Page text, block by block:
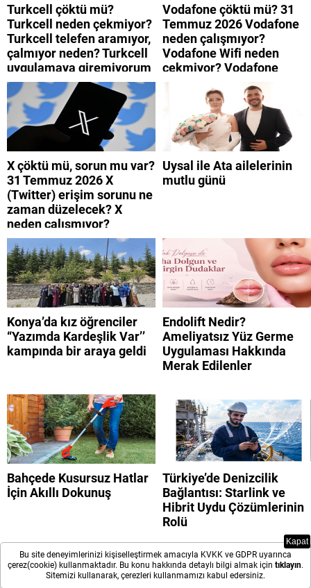
Turkcell çöktü mü?
Turkcell neden çekmiyor?
Turkcell telefen aramıyor,
çalmıyor neden? Turkcell
uygulamaya giremiyorum
neden? Turkcell internet
neden yavaş?
Vodafone çöktü mü? 31
Temmuz 2026 Vodafone
neden çalışmıyor?
Vodafone Wifi neden
çekmiyor? Vodafone
mobil uygulamaya neden
giremiyorum?
X çöktü mü, sorun mu var?
31 Temmuz 2026 X
(Twitter) erişim sorunu ne
zaman düzelecek? X
neden çalışmıyor?
Uysal ile Ata ailelerinin
mutlu günü
Konya’da kız öğrenciler
“Yazımda Kardeşlik Var’’
kampında bir araya geldi
Endolift Nedir?
Ameliyatsız Yüz Germe
Uygulaması Hakkında
Merak Edilenler
Bahçede Kusursuz Hatlar
İçin Akıllı Dokunuş
Türkiye’de Denizcilik
Bağlantısı: Starlink ve
Hibrit Uydu Çözümlerinin
Rolü
Bu site deneyimlerinizi kişiselleştirmek amacıyla KVKK ve GDPR uyarınca
çerez(cookie) kullanmaktadır. Bu konu hakkında detaylı bilgi almak için tıklayın.
Sitemizi kullanarak, çerezleri kullanmamızı kabul edersiniz.
Kapat